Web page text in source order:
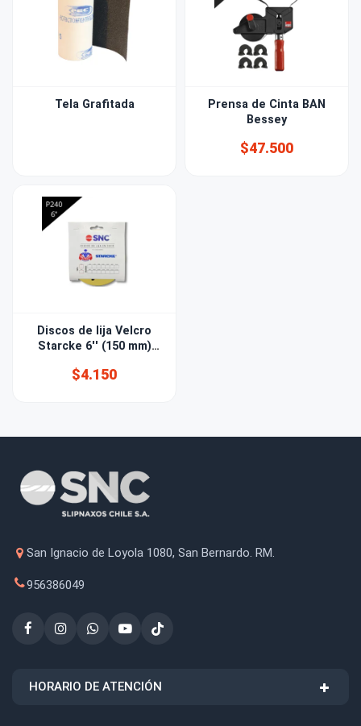
Tela Grafitada
Prensa de Cinta BAN
Bessey
$47.500
Discos de lija Velcro
Starcke 6'' (150 mm)
$4.150
San Ignacio de Loyola 1080, San Bernardo. RM.
956386049
HORARIO DE ATENCIÓN